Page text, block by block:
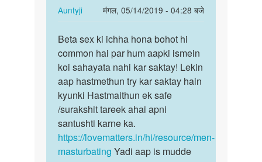
he
by
Pritam
yadav
Auntyji
मंगल, 05/14/2019 - 04:28 बजे
In
reply
to
Sex
karna
hai
mujhe
by
अज्ञात
Beta
sex
ki
ichha
hona
bohot…
Beta sex ki ichha hona bohot hi
common hai par hum aapki ismein
koi sahayata nahi kar saktay! Lekin
aap hastmethun try kar saktay hain
kyunki Hastmaithun ek safe
/surakshit tareek ahai apni
santushti karne ka.
https://lovematters.in/hi/resource/men-
masturbating Yadi aap is mudde